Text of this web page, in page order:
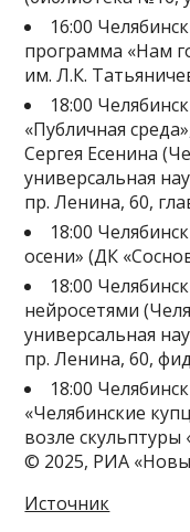
16:00
программа «Нам
им. Л.К.
18:00
«Публичная
Сергея Есенина
универсальная
пр. Ленина, 60,
18:00
осени» (ДК
18:00
нейросетями
универсальная
пр. Ленина, 60,
18:00
«Челябинские
возле
© 2025, РИА
Источник